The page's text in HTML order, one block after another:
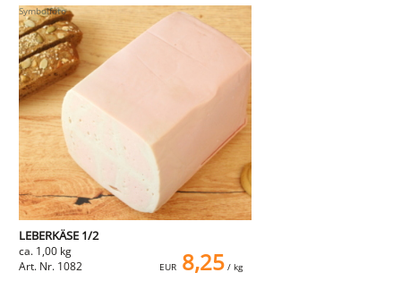
LEBERKÄSE 1/2
ca. 1,00 kg
Art. Nr. 1082
EUR 8,25/ kg